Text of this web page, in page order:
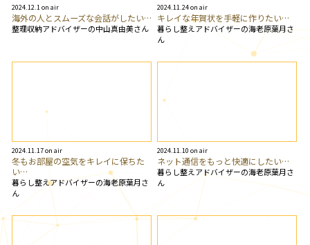
2024.12.1 on air
海外の人とスムーズな会話がしたい…
整理収納アドバイザーの中山真由美さん
2024.11.24 on air
キレイな年賀状を手軽に作りたい…
暮らし整えアドバイザーの海老原葉月さ
ん
2024.11.17 on air
冬もお部屋の空気をキレイに保ちた
い…
暮らし整えアドバイザーの海老原葉月さ
ん
2024.11.10 on air
ネット通信をもっと快適にしたい…
暮らし整えアドバイザーの海老原葉月さ
ん